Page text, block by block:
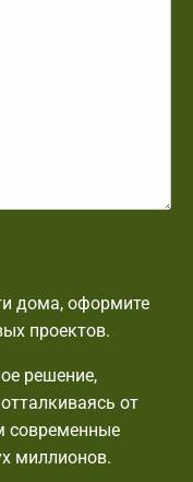
дома, оформите
проектов.
решение,
от
современные
миллионов.